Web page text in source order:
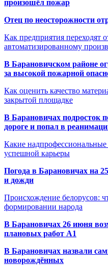
произошёл пожар
Отец по неосторожности
Как предприятия переходят
автоматизированному
В Барановичском районе
за высокой пожарной
Как оценить качество
закрытой площадке
В Барановичах подросток
дороге и попал в
Какие надпрофессиональные
успешной карьеры
Погода в Барановичах на
и дожди
Происхождение белорусов:
формировании народа
В Барановичах 26 июня
плановых работ A1
В Барановичах назвали
новорождённых